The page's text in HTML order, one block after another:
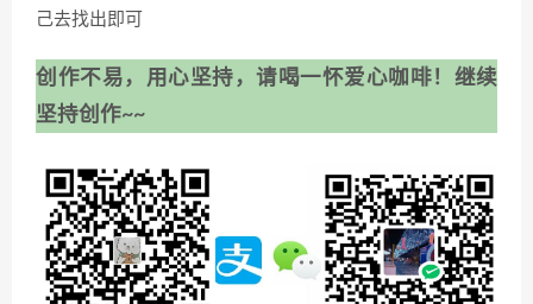
己去找出即可
创作不易，用心坚持，请喝一怀爱心咖啡！继续
坚持创作~~